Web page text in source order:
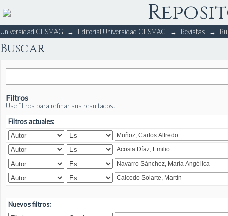
Buscar
Universidad CESMAG → Editorial Universidad CESMAG → Revistas →
Buscar
Filtros
Use filtros para refinar sus resultados.
Filtros actuales:
Nuevos filtros: